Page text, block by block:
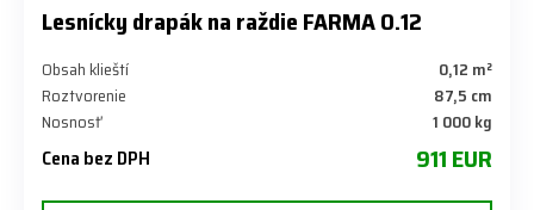
Lesnícky drapák na raždie FARMA 0.12
Obsah klieští
0,12 m²
Roztvorenie
87,5 cm
Nosnosť
1 000 kg
Cena bez DPH 911 EUR